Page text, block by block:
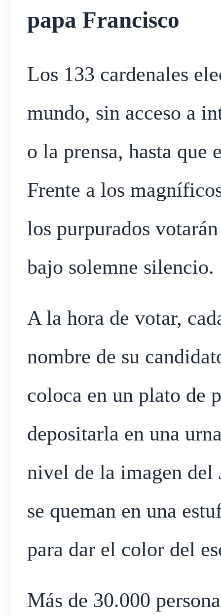
papa Francisco
Los 133 cardenales
mundo, sin acceso a
o la prensa, hasta que
Frente a los
los purpurados
bajo solemne silencio.
A la hora de votar,
nombre de su
coloca en un plato de
depositarla en una
nivel de la imagen del
se queman en una
para dar el color del
Más de 30.000